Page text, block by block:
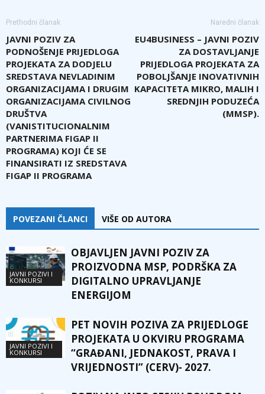
Prethodni članak
JAVNI POZIV ZA
PODNOŠENJE PRIJEDLOGA
PROJEKATA ZA DODJELU
SREDSTAVA NEVLADINIM
ORGANIZACIJAMA I DRUGIM
ORGANIZACIJAMA CIVILNOG
DRUŠTVA
(VANISTITUCIONALNIM
PARTNERIMA FIGAP II
PROGRAMA) KOJI ĆE SE
FINANSIRATI IZ SREDSTAVA
FIGAP II PROGRAMA
Naredni članak
EU4BUSINESS – JAVNI POZIV
ZA DOSTAVLJANJE
PRIJEDLOGA PROJEKATA ZA
POBOLJŠANJE INOVATIVNIH
KAPACITETA MIKRO, MALIH I
SREDNJIH PODUZEĆA
(MMSP).
POVEZANI ČLANCI VIŠE OD AUTORA
JAVNI POZIVI I
KONKURSI
OBJAVLJEN JAVNI POZIV ZA
PROIZVODNA MSP, PODRŠKA ZA
DIGITALNO UPRAVLJANJE
ENERGIJOM
JAVNI POZIVI I
KONKURSI
PET NOVIH POZIVA ZA PRIJEDLOGE
PROJEKATA U OKVIRU PROGRAMA
“GRAĐANI, JEDNAKOST, PRAVA I
VRIJEDNOSTI” (CERV)- 2027.